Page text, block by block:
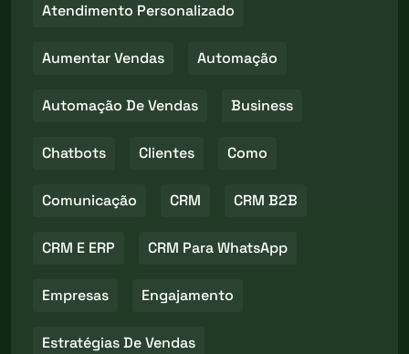
Atendimento Personalizado
Aumentar Vendas Automação
Automação De Vendas Business
Chatbots Clientes Como
Comunicação CRM CRM B2B
CRM E ERP CRM Para WhatsApp
Empresas Engajamento
Estratégias De Vendas